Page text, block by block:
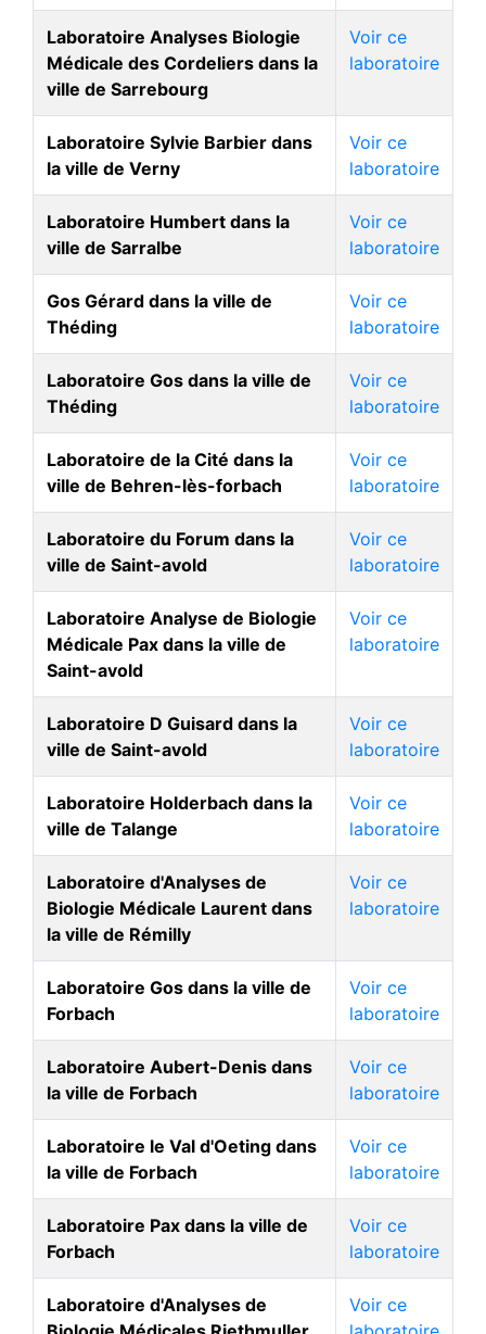
Laboratoire Analyses Biologie
Médicale des Cordeliers dans la
ville de Sarrebourg
Voir ce
laboratoire
Laboratoire Sylvie Barbier dans
la ville de Verny
Voir ce
laboratoire
Laboratoire Humbert dans la
ville de Sarralbe
Voir ce
laboratoire
Gos Gérard dans la ville de
Théding
Voir ce
laboratoire
Laboratoire Gos dans la ville de
Théding
Voir ce
laboratoire
Laboratoire de la Cité dans la
ville de Behren-lès-forbach
Voir ce
laboratoire
Laboratoire du Forum dans la
ville de Saint-avold
Voir ce
laboratoire
Laboratoire Analyse de Biologie
Médicale Pax dans la ville de
Saint-avold
Voir ce
laboratoire
Laboratoire D Guisard dans la
ville de Saint-avold
Voir ce
laboratoire
Laboratoire Holderbach dans la
ville de Talange
Voir ce
laboratoire
Laboratoire d'Analyses de
Biologie Médicale Laurent dans
la ville de Rémilly
Voir ce
laboratoire
Laboratoire Gos dans la ville de
Forbach
Voir ce
laboratoire
Laboratoire Aubert-Denis dans
la ville de Forbach
Voir ce
laboratoire
Laboratoire le Val d'Oeting dans
la ville de Forbach
Voir ce
laboratoire
Laboratoire Pax dans la ville de
Forbach
Voir ce
laboratoire
Laboratoire d'Analyses de
Voir ce